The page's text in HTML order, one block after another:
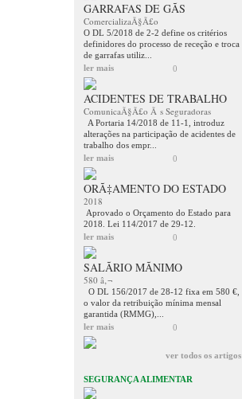
GARRAFAS DE GÃS
ComercializaÃ§Ã£o
O DL 5/2018 de 2-2 define os critérios
definidores do processo de receção e troca
de garrafas utiliz...
ler mais
0
ACIDENTES DE TRABALHO
ComunicaÃ§Ã£o Ã s Seguradoras
A Portaria 14/2018 de 11-1, introduz
alterações na participação de acidentes de
trabalho dos empr...
ler mais
0
ORÃ‡AMENTO DO ESTADO
2018
Aprovado o Orçamento do Estado para
2018. Lei 114/2017 de 29-12.
ler mais
0
SALÃRIO MÃNIMO
580 â‚¬
O DL 156/2017 de 28-12 fixa em 580 €,
o valor da retribuição mínima mensal
garantida (RMMG),...
ler mais
0
ver todos os artigos
SEGURANÇA ALIMENTAR